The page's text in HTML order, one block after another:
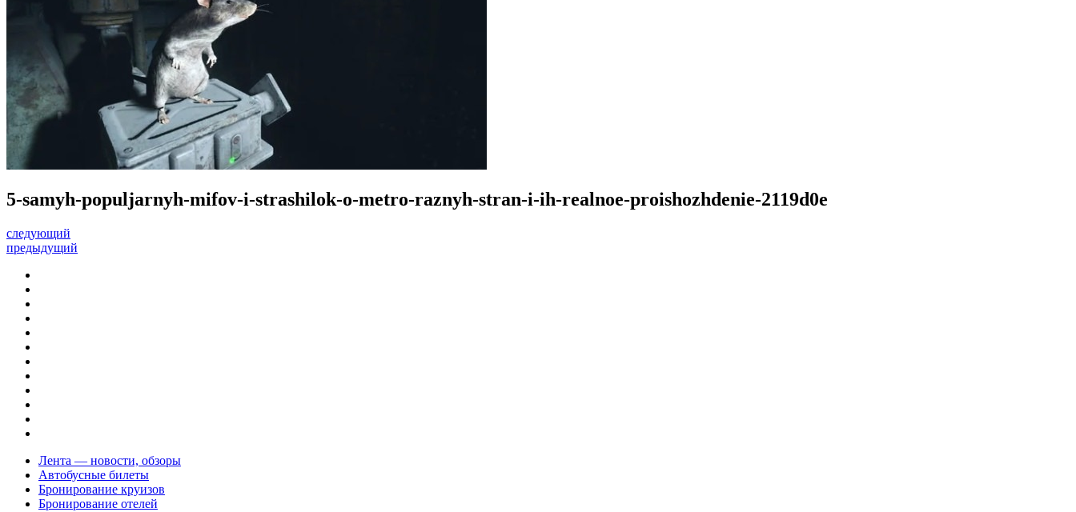
5-samyh-populjarnyh-mifov-i-strashilok-o-metro-raznyh-stran-i-ih-realnoe-proishozhdenie-2119d0e
следующий
предыдущий
Лента — новости, обзоры
Автобусные билеты
Бронирование круизов
Бронирование отелей